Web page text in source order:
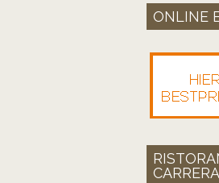
ONLINE
CARRERA